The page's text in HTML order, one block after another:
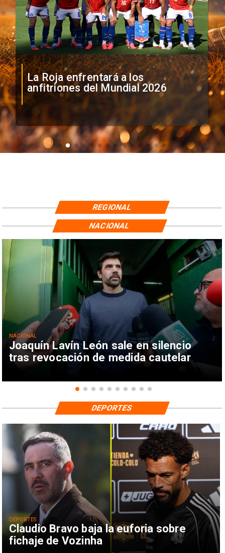
La Roja enfrentará a los
anfitriones del Mundial 2026
REGIONAL
Joaquín Lavín León sale en silencio
tras revocación de medida cautelar
NACIONAL
NACIONAL
Claudio Bravo baja la euforia sobre
fichaje de Vozinha
DEPORTES
DEPORTES